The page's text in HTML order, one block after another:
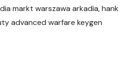
markt warszawa arkadia, hank
advanced warfare keygen